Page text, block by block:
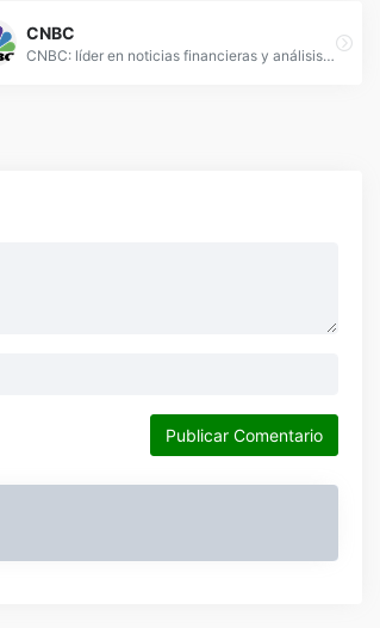
CNBC
CNBC: líder en noticias financieras y análisis de Forex, mercados globales y estrategias de inversión para tomar decisiones informadas.
Publicar Comentario